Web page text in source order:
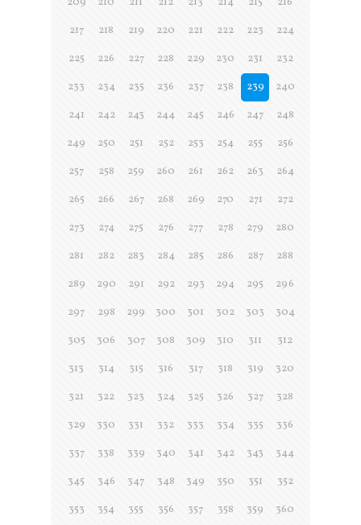
217
218 219 220 221 222 223
224
225
226 227 228 229 230 231
232
233
234 235 236 237 238 239
240
241
242 243 244 245 246 247
248
249
250 251 252 253 254 255
256
257
258 259 260 261 262 263
264
265
266 267 268 269 270 271
272
273
274 275 276 277 278 279
280
281
282 283 284 285 286 287
288
289
290 291 292 293 294 295
296
297
298 299 300 301 302 303
304
305
306 307 308 309 310 311
312
313
314 315 316 317 318 319
320
321
322 323 324 325 326 327
328
329
330 331 332 333 334 335
336
337
338 339 340 341 342 343
344
345
346 347 348 349 350 351
352
353
354 355 356 357 358 359
360